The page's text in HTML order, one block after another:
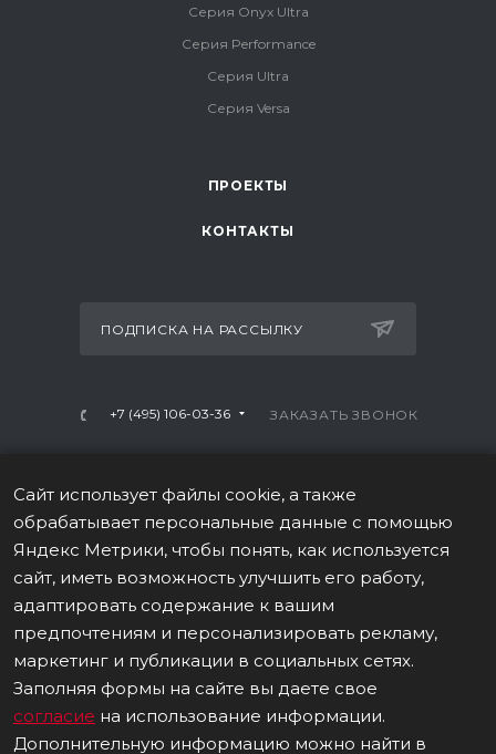
Серия Onyx Ultra
Серия Performance
Серия Ultra
Серия Versa
ПРОЕКТЫ
КОНТАКТЫ
ПОДПИСКА НА РАССЫЛКУ
+7 (495) 106-03-36 ЗАКАЗАТЬ ЗВОНОК
г. Москва, Варшавское ш., 28А, 1 этаж
ПОЛИТИКА В ОТНОШЕНИИ ОБРАБОТКИ ПЕРСОНАЛЬНЫХ
ДАННЫХ
Данные о товаре на сайте носят информационный
характер, не являются публичной офертой (ст. 437 (2) ГК
Сайт использует файлы cookie, а также
обрабатывает персональные данные с помощью
Яндекс Метрики, чтобы понять, как используется
сайт, иметь возможность улучшить его работу,
адаптировать содержание к вашим
предпочтениям и персонализировать рекламу,
маркетинг и публикации в социальных сетях.
Заполняя формы на сайте вы даете свое
согласие на использование информации.
Дополнительную информацию можно найти в